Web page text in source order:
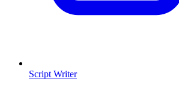
Script Writer